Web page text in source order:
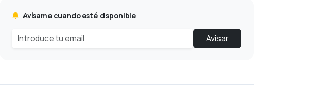
Avísame cuando esté disponible
Avisar